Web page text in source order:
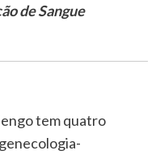
de Sangue
tem quatro